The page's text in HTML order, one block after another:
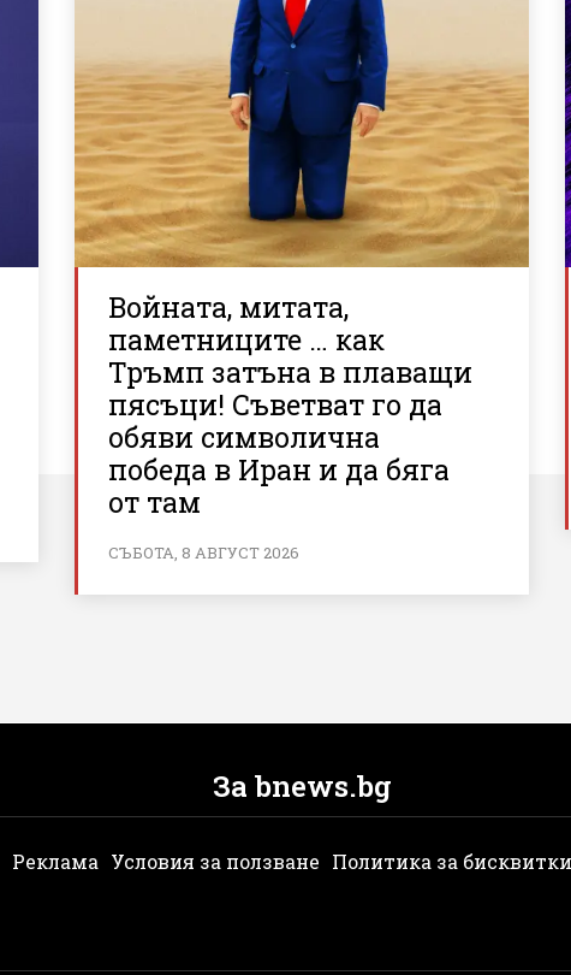
Войната, митата,
паметниците … как
Тръмп затъна в плаващи
пясъци! Съветват го да
обяви символична
победа в Иран и да бяга
от там
СЪБОТА, 8 АВГУСТ 2026
За bnews.bg
Реклама Условия за ползване Политика за бисквитки